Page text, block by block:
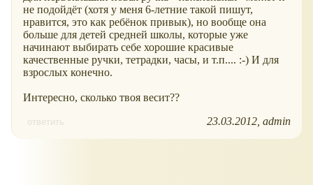
не подойдёт (хотя у меня 6-летние такой пишут,
нравится, это как ребёнок привык), но вообще она
больше для детей средней школы, которые уже
начинают выбирать себе хорошие красивые
качественные ручки, тетрадки, часы, и т.п.... :-) И для
взрослых конечно.
Интересно, сколько твоя весит??
ответить 23.03.2012 admin